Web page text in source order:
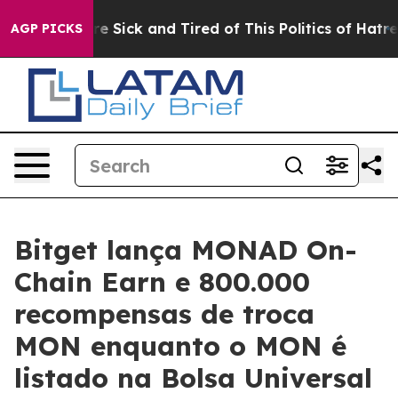
AGP PICKSAre Sick and Tired of This Politics of Hatred”
Bitget lança MONAD On-
Chain Earn e 800.000
recompensas de troca
MON enquanto o MON é
listado na Bolsa Universal